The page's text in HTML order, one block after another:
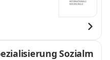
Sozialm